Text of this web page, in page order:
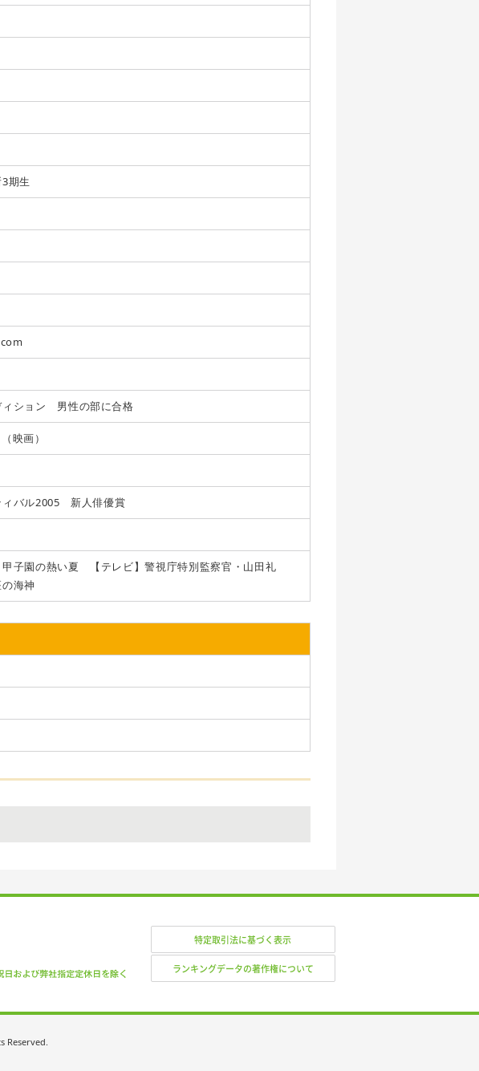
期生
ィション 男性の部に合格
映画）
ィバル2005 新人俳優賞
子園の熱い夏 【テレビ】警視庁特別監察官・山田礼
海神
特定取引法に基づく表示
ランキングデータの著作権について
Reserved.